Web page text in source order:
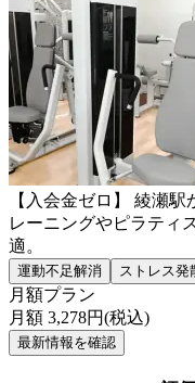
【入会金ゼロ】 綾瀬
レーニングやピラティ
適。
運動不足解消 ストレス発
月額プラン
月額 3,278円(税込)
最新情報を確認